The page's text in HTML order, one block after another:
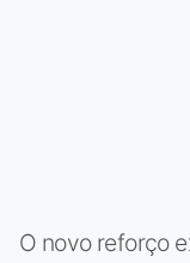
O novo reforço